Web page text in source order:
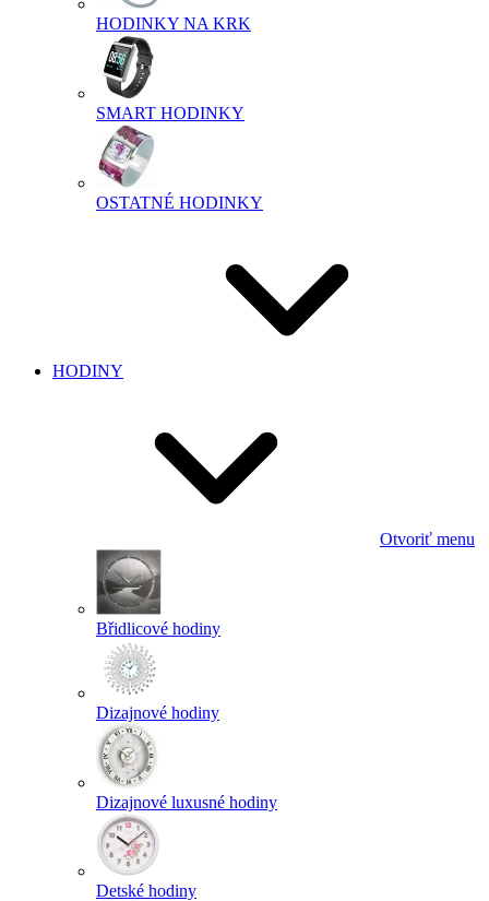
HODINKY NA KRK
SMART HODINKY
OSTATNÉ HODINKY
HODINY
Otvoriť menu
Břidlicové hodiny
Dizajnové hodiny
Dizajnové luxusné hodiny
Detské hodiny